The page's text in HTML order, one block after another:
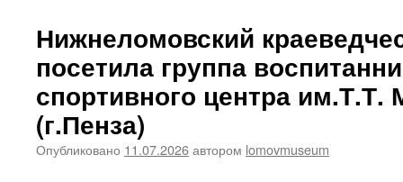
посетили
участники
Пензенского
научного
центра
(г.Пенза)
Нижнеломовский
посетила группа
спортивного центра им.Т.Т.
(г.Пенза)
Опубликовано 11.07.2026автором lomovmuseum